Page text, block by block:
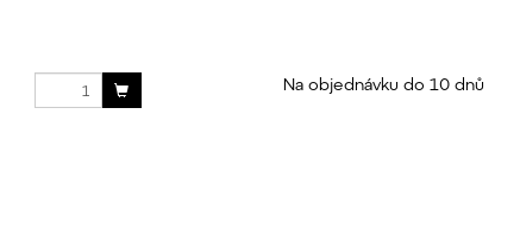
Na objednávku do 10 dnů